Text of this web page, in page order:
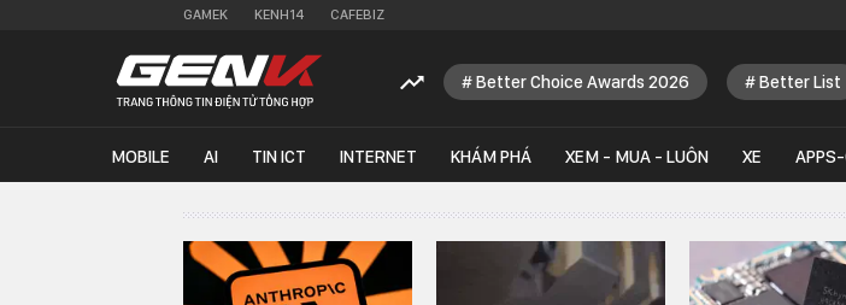
GAMEK KENH14 CAFEBIZ
Better Choice Awards 2026 Better List
MOBILE AI TIN ICT INTERNET KHÁM PHÁ XEM - MUA - LUÔN XE